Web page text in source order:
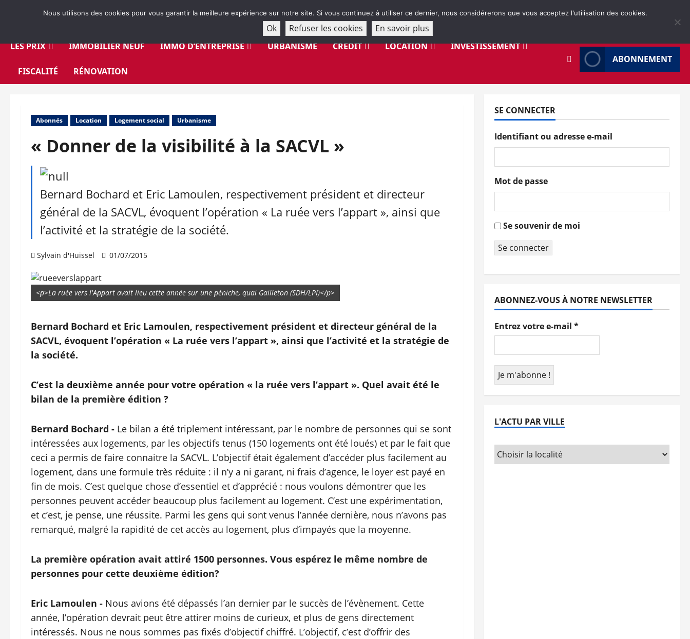
LES PRIX
IMMOBILIER NEUF IMMO D’ENTREPRISE URBANISME CRÉDIT LOCATION INVESTISSEMENT
FISCALITÉ RÉNOVATION
ABONNEMENT
Abonnés Location Logement social Urbanisme
« Donner de la visibilité à la SACVL »
Bernard Bochard et Eric Lamoulen, respectivement président et directeur
général de la SACVL, évoquent l’opération « La ruée vers l’appart », ainsi que
l’activité et la stratégie de la société.
Sylvain d'Huissel 01/07/2015
<p>La ruée vers l'Appart avait lieu cette année sur une péniche, quai Gailleton (SDH/LPI)</p>
Bernard Bochard et Eric Lamoulen, respectivement président et directeur général de la
SACVL, évoquent l’opération « La ruée vers l’appart », ainsi que l’activité et la stratégie de
la société.
C’est la deuxième année pour votre opération « la ruée vers l’appart ». Quel avait été le
bilan de la première édition ?
Bernard Bochard - Le bilan a été triplement intéressant, par le nombre de personnes qui se sont
intéressées aux logements, par les objectifs tenus (150 logements ont été loués) et par le fait que
ceci a permis de faire connaitre la SACVL. L’objectif était également d’accéder plus facilement au
logement, dans une formule très réduite : il n’y a ni garant, ni frais d’agence, le loyer est payé en
fin de mois. C’est quelque chose d’essentiel et d’apprécié : nous voulons démontrer que les
personnes peuvent accéder beaucoup plus facilement au logement. C’est une expérimentation,
et c’est, je pense, une réussite. Parmi les gens qui sont venus l’année dernière, nous n’avons pas
remarqué, malgré la rapidité de cet accès au logement, plus d’impayés que la moyenne.
La première opération avait attiré 1500 personnes. Vous espérez le même nombre de
personnes pour cette deuxième édition?
Eric Lamoulen - Nous avions été dépassés l’an dernier par le succès de l’évènement. Cette
année, l’opération devrait peut être attirer moins de curieux, et plus de gens directement
intéressés. Nous ne nous sommes pas fixés d’objectif chiffré. L’objectif, c’est d’offrir des
SE CONNECTER
Identifiant ou adresse e-mail
Mot de passe
Se souvenir de moi
Se connecter
ABONNEZ-VOUS À NOTRE NEWSLETTER
Entrez votre e-mail *
L'ACTU PAR VILLE
Nous utilisons des cookies pour vous garantir la meilleure expérience sur notre site. Si vous continuez à utiliser ce dernier, nous considérerons que vous acceptez l'utilisation des cookies.
Ok Refuser les cookies En savoir plus